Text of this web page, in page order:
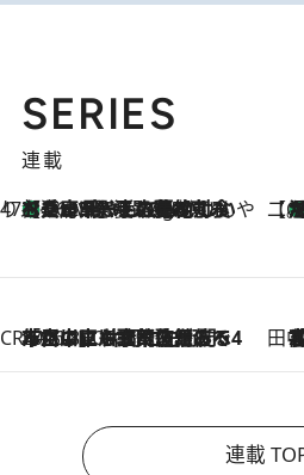
SERIES
連載
47都道府県の手みやげ ひんやりスイーツで夏を満喫
16 Minutes Ago
【兵庫県】この夏絶対食べたい 冷やしておいしいおやつ3選 淡路島の恵みをジェラートに集約 【 【ト
CREA'S CHOICE
2026.8.7
「立川にも歌舞伎があるんだよ」 片岡仁左衛門・市川中車ら豪華座組みで4年目の立川立飛歌舞伎へ 田「湘南乃風
連載